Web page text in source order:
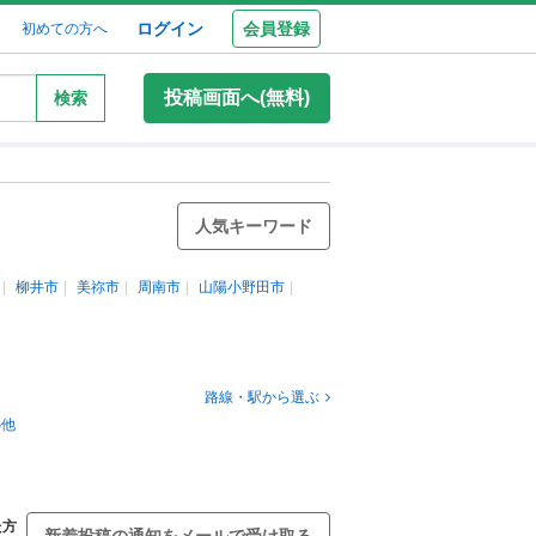
初めての方へ ログイン 会員登録
検索 投稿画面へ(無料)
人気キーワード
柳井市 美祢市 周南市 山陽小野田市
路線・駅から選ぶ